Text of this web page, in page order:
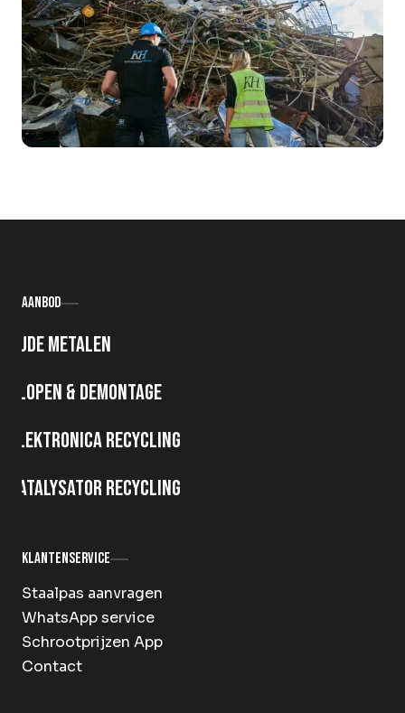
Aanbod
Oude metalen
Slopen & demontage
Elektronica recycling
Katalysator recycling
Klantenservice
Staalpas aanvragen
WhatsApp service
Schrootprijzen App
Contact